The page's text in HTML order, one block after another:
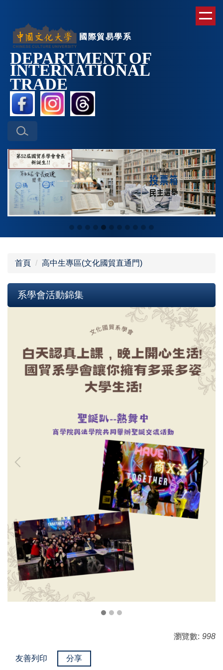
內
容
區
國際貿易學系
DEPARTMENT OF
INTERNATIONAL
TRADE
首頁 高中生專區(文化國貿直通門)
系學會活動錦集
瀏覽數: 998
友善列印 分享